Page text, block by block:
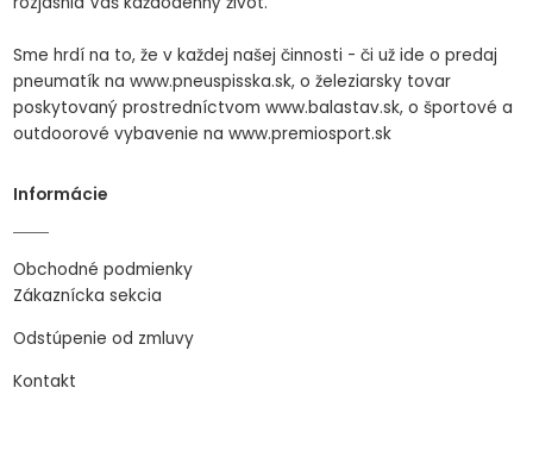
Sme hrdí na to, že v každej našej činnosti - či už ide o predaj
pneumatík na www.pneuspisska.sk, o železiarsky tovar
poskytovaný prostredníctvom www.balastav.sk, o športové a
outdoorové vybavenie na www.premiosport.sk
Informácie
Obchodné podmienky
Zákaznícka sekcia
Odstúpenie od zmluvy
Kontakt